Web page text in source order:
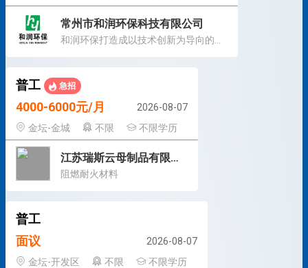
常州市和润环保科技有限公司
普工 急招
4000-6000元/月
2026-08-07
金坛-金城
不限 不限学历
江苏瑞斯云母制品有限公司
阻燃耐火材料
普工
面议
2026-08-07
金坛-开发区
不限 不限学历